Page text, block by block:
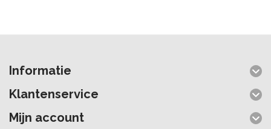
Informatie
Klantenservice
Mijn account